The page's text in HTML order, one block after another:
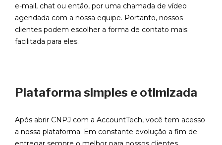
e-mail, chat ou então, por uma chamada de vídeo
agendada com a nossa equipe. Portanto, nossos
clientes podem escolher a forma de contato mais
facilitada para eles.
Plataforma simples e otimizada
Após abrir CNPJ com a AccountTech, você tem acesso
a nossa plataforma. Em constante evolução a fim de